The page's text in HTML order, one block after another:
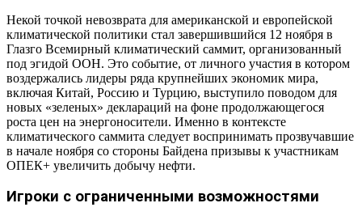
Некой точкой невозврата для американской и европейской
климатической политики стал завершившийся 12 ноября в
Глазго Всемирный климатический саммит, организованный
под эгидой ООН. Это событие, от личного участия в котором
воздержались лидеры ряда крупнейших экономик мира,
включая Китай, Россию и Турцию, выступило поводом для
новых «зеленых» деклараций на фоне продолжающегося
роста цен на энергоносители. Именно в контексте
климатического саммита следует воспринимать прозвучавшие
в начале ноября со стороны Байдена призывы к участникам
ОПЕК+ увеличить добычу нефти.
Игроки с ограниченными возможностями